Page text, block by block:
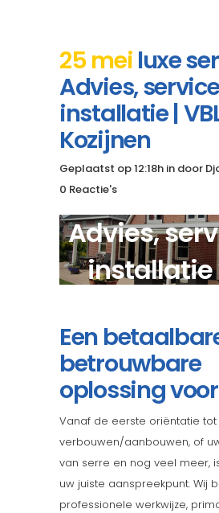
25 mei luxe
Advies,
installatie |
Kozijnen
Geplaatst op 12:18h in door
0 Reactie's
Advies,
installatie
Een
betrouwbare
oplossing
Vanaf de eerste oriëntatie
verbouwen/aanbouwen, of
van serre en nog veel meer, is
uw juiste aanspreekpunt. Wij
professionele werkwijze,